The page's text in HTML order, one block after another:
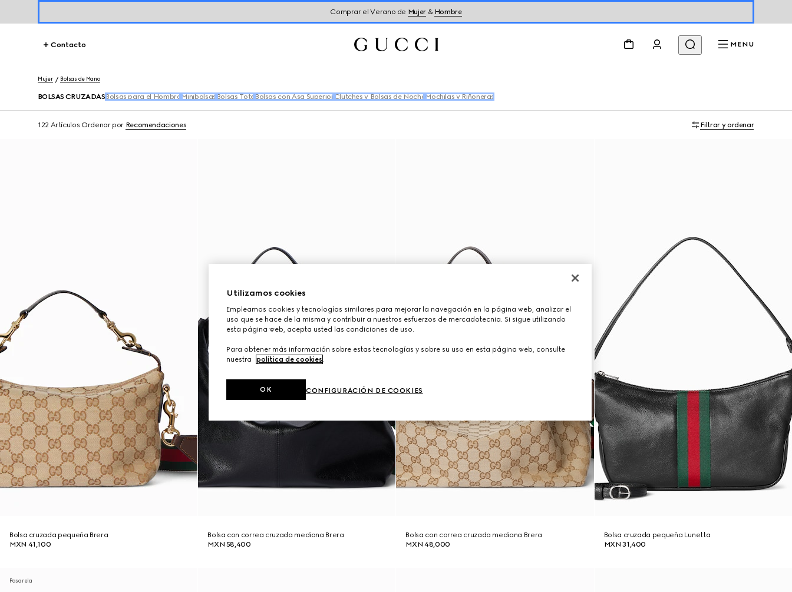
Comprar el Verano de Mujer& Hombre
Contacto MENU
Mujer Bolsas de Mano
BOLSAS CRUZADAS Bolsas para el Hombro Minibolsas Bolsas Tote Bolsas con Asa Superior Clutches y Bolsas de NocheMochilas y Riñoneras
122 Artículos Ordenar por Recomendaciones Filtrar y ordenar
Bolsa cruzada pequeña Brera
MXN 41,100
Bolsa con correa cruzada mediana Brera
MXN 58,400
Bolsa con correa cruzada mediana Brera
MXN 48,000
Bolsa cruzada pequeña Lunetta
MXN 31,400
Pasarela
Utilizamos cookies
Empleamos cookies y tecnologías similares para mejorar la navegación en la página web, analizar el
uso que se hace de la misma y contribuir a nuestros esfuerzos de mercadotecnia. Si sigue utilizando
esta página web, acepta usted las condiciones de uso.
Para obtener más información sobre estas tecnologías y sobre su uso en esta página web, consulte
nuestra
política de cookies.
CONFIGURACIÓN DE COOKIES
OK